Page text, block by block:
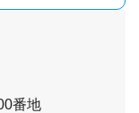
番地